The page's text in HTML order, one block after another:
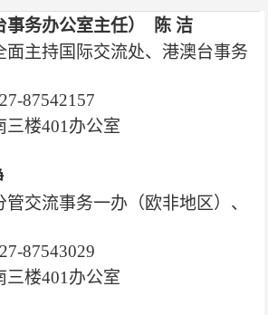
事务办公室主任） 陈 洁
面主持国际交流处、港澳台事务
87542157
三楼401办公室
交流事务一办（欧非地区）、
87543029
三楼401办公室